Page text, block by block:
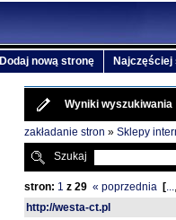
Dodaj nową stronę Najczęściej
Wyniki wyszukiwania
zakładanie stron » Sklepy
Szukaj
stron: 1 z 29 « poprzednia [...,
http://westa-ct.pl